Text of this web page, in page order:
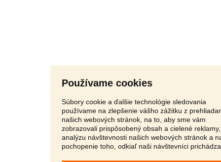
Používame cookies
Súbory cookie a ďalšie technológie sledovania
používame na zlepšenie vášho zážitku z
našich webových stránok, na to, aby sme vám
zobrazovali prispôsobený obsah a cielené
analýzu návštevnosti našich webových stránok a
pochopenie toho, odkiaľ naši návštevníci